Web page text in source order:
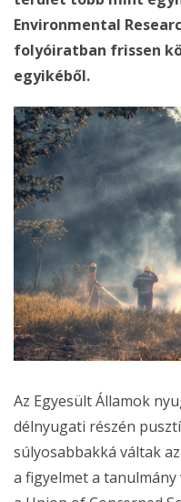
Environmental
folyóiratban frissen
egyikéből.
Az Egyesült Államok
délnyugati részén
súlyosabbakká váltak
a figyelmet a